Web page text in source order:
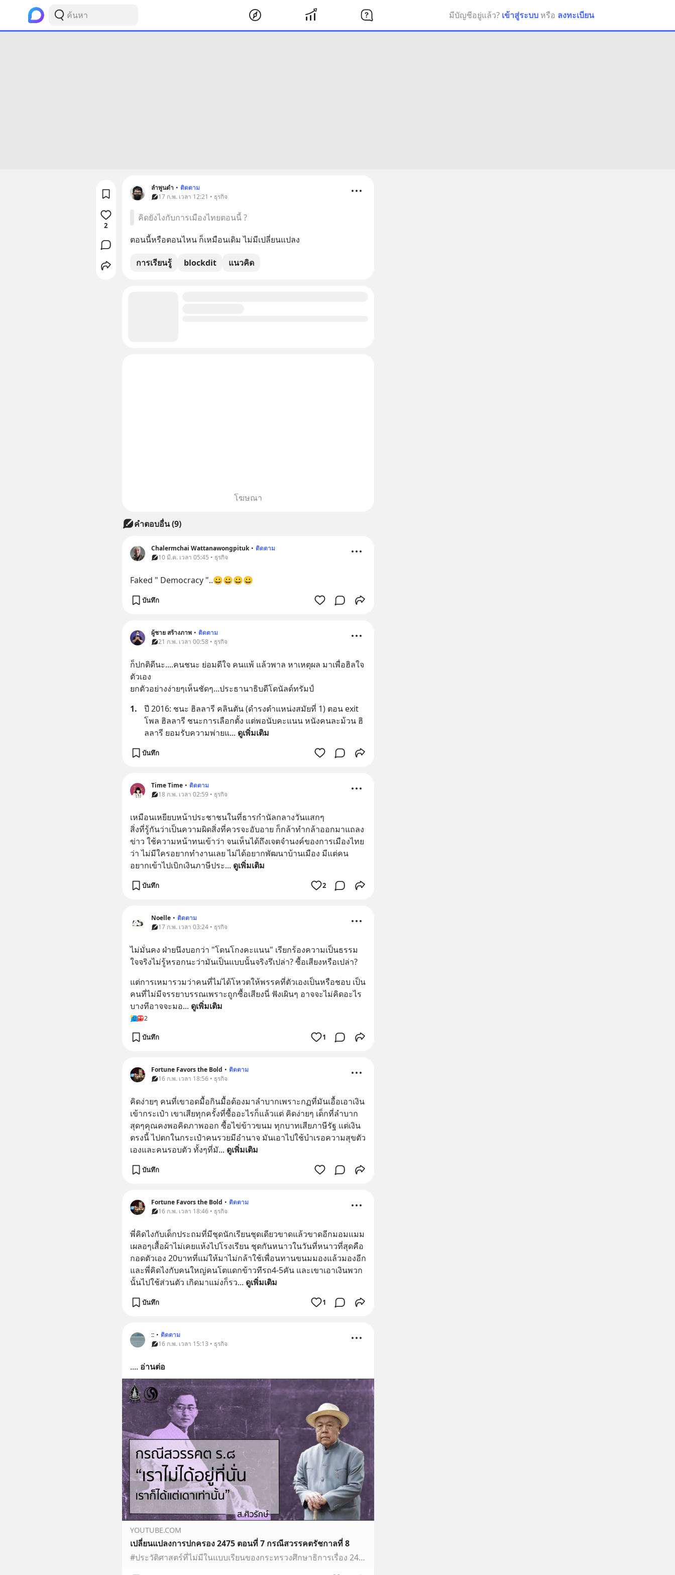
มีบัญชีอยู่แล้ว? เข้าสู่ระบบ หรือ ลงทะเบียน
ลำพูนดำ • ติดตาม
17 ก.พ. เวลา 12:21 • ธุรกิจ
คิดยังไงกับการเมืองไทยตอนนี้ ?
ตอนนี้หรือตอนไหน ก็เหมือนเดิม ไม่มีเปลี่ยนแปลง
การเรียนรู้ blockdit แนวคิด
2
โฆษณา
คำตอบอื่น(9)
Chalermchai Wattanawongpituk • ติดตาม
10 มี.ค. เวลา 05:45 • ธุรกิจ
Faked " Democracy "..😀😀😀😀
บันทึก
ผู้ชาย สร้างภาพ • ติดตาม
21 ก.พ. เวลา 00:58 • ธุรกิจ
ก็ปกติดีนะ....คนชนะ ย่อมดีใจ คนแพ้ แล้วพาล หาเหตุผล มาเพื่อฮิลใจ
ตัวเอง
ยกตัวอย่างง่ายๆเห็นชัดๆ...ประธานาธิบดีโดนัลด์ทรัมป์
1.
​ปี 2016: ชนะ ฮิลลารี คลินตัน (ดำรงตำแหน่งสมัยที่ 1) ตอน exit
โพล ฮิลลารี ชนะการเลือกตั้ง แต่พอนับคะแนน หนังคนละม้วน ฮิ
ลลารี ยอมรับความพ่ายแ... ดูเพิ่มเติม
บันทึก
Time Time • ติดตาม
18 ก.พ. เวลา 02:59 • ธุรกิจ
เหมือนเหยียบหน้าประชาชนในที่ธารกำนัลกลางวันแสกๆ
สิ่งที่รู้กันว่าเป็นความผิดสิ่งที่ควรจะอับอาย ก็กล้าทำกล้าออกมาแถลง
ข่าว ใช้ความหน้าทนเข้าว่า จนเห็นได้ถึงเจตจำนงค์ของการเมืองไทย
ว่า ไม่มีใครอยากทำงานเลย ไม่ได้อยากพัฒนาบ้านเมือง มีแต่คน
อยากเข้าไปเบิกเงินภาษีประ... ดูเพิ่มเติม
บันทึก 2
Noelle • ติดตาม
17 ก.พ. เวลา 03:24 • ธุรกิจ
ไม่มั่นคง ฝ่ายนึงบอกว่า "โดนโกงคะแนน" เรียกร้องความเป็นธรรม
ใจจริงไม่รู้หรอกนะว่ามันเป็นแบบนั้นจริงรึเปล่า? ซื้อเสียงหรือเปล่า?
แต่การเหมารวมว่าคนที่ไม่ได้โหวตให้พรรคที่ตัวเองเป็นหรือชอบ เป็น
คนที่ไม่มีจรรยาบรรณเพราะถูกซื้อเสียงนี่ ฟังเผินๆ อาจจะไม่คิดอะไร
บางทีอาจจะมอ... ดูเพิ่มเติม
2
บันทึก 1
Fortune Favors the Bold • ติดตาม
16 ก.พ. เวลา 18:56 • ธุรกิจ
คิดง่ายๆ คนที่เขาอดมื้อกินมื้อต้องมาลำบากเพราะกฏที่มันเอื้อเอาเงิน
เข้ากระเป๋า เขาเสียทุกครั้งที่ซื้ออะไรก็แล้วแต่ คิดง่ายๆ เด็กที่ลำบาก
สุดๆคุณคงพอคิดภาพออก ซื้อไข่ข้าวขนม ทุกบาทเสียภาษีรัฐ แต่เงิน
ตรงนี้ ไปตกในกระเป๋าคนรวยมีอำนาจ มันเอาไปใช้บำเรอความสุขตัว
เองและคนรอบตัว ทั้งๆที่มั... ดูเพิ่มเติม
บันทึก
Fortune Favors the Bold • ติดตาม
16 ก.พ. เวลา 18:46 • ธุรกิจ
พี่คิดไงกับเด็กประถมที่มีชุดนักเรียนชุดเดียวขาดแล้วขาดอีกมอมแมม
เผลอๆเสื้อผ้าไม่เคยแห้งไปโรงเรียน ชุดกันหนาวในวันที่หนาวที่สุดคือ
กอดตัวเอง 20บาทที่แม่ให้มาไม่กล้าใช้เพื่อนทานขนมมองแล้วมองอีก
และพี่คิดไงกับคนใหญ่คนโตแดกข้าวทีรถ4-5คัน และเขาเอาเงินพวก
นั้นไปใช้ส่วนตัว เกิดมาแม่งก็รว... ดูเพิ่มเติม
บันทึก 1
:: • ติดตาม
16 ก.พ. เวลา 15:13 • ธุรกิจ
.... อ่านต่อ
YOUTUBE.COM
เปลี่ยนแปลงการปกครอง 2475 ตอนที่ 7 กรณีสวรรคตรัชกาลที่ 8
#ประวัติศาสตร์ที่ไม่มีในแบบเรียนของกระทรวงศึกษาธิการเรื่อง 2475 ตอนที่ 7 นี้ เป็นเรื่องที่ผมลังเลใจที่จะนำเสนอที่สุด เพราะเกี่ยวกับประเด็นอ่อนไหวที่สุดของประ…